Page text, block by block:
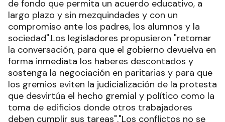
de fondo que permita un acuerdo educativo, a
largo plazo y sin mezquindades y con un
compromiso ante los padres, los alumnos y la
sociedad".Los legisladores propusieron "retomar
la conversación, para que el gobierno devuelva en
forma inmediata los haberes descontados y
sostenga la negociación en paritarias y para que
los gremios eviten la judicialización de la protesta
que desvirtúa el hecho gremial y político como la
toma de edificios donde otros trabajadores
deben cumplir sus tareas"."Los conflictos no se